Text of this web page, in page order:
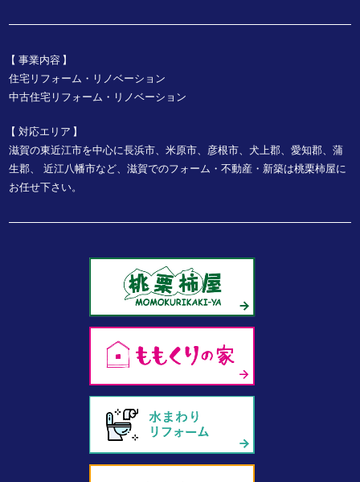
事業内容
住宅リフォーム・リノベーション
中古住宅リフォーム・リノベーション
対応エリア
滋賀の東近江市を中心に長浜市、米原市、彦根市、犬上郡、愛知郡、蒲
生郡、
近江八幡市など、滋賀でのフォーム・不動産・新築は桃栗柿屋に
お任せ下さい。